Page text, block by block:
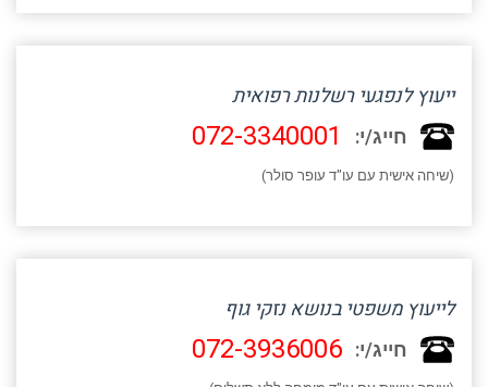
ייעוץ לנפגעי רשלנות רפואית
חייג/י: 072-3340001
(שיחה אישית עם עו"ד עופר סולר)
לייעוץ משפטי בנושא נזקי גוף
חייג/י: 072-3936006